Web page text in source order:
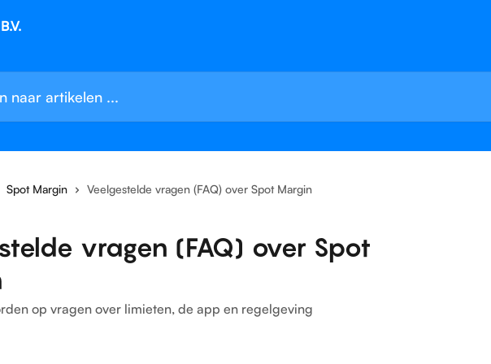
...
Spot Margin Veelgestelde vragen (FAQ) over Spot Margin
vragen (FAQ) over Spot
op vragen over limieten, de app en regelgeving